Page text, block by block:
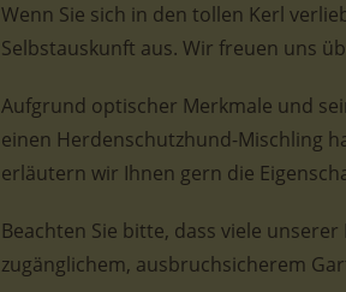
Wenn Sie sich in den tollen Kerl
Selbstauskunft aus. Wir freuen uns
Aufgrund optischer Merkmale und
einen Herdenschutzhund-Mischling
erläutern wir Ihnen gern die
Beachten Sie bitte, dass viele
zugänglichem, ausbruchsicherem